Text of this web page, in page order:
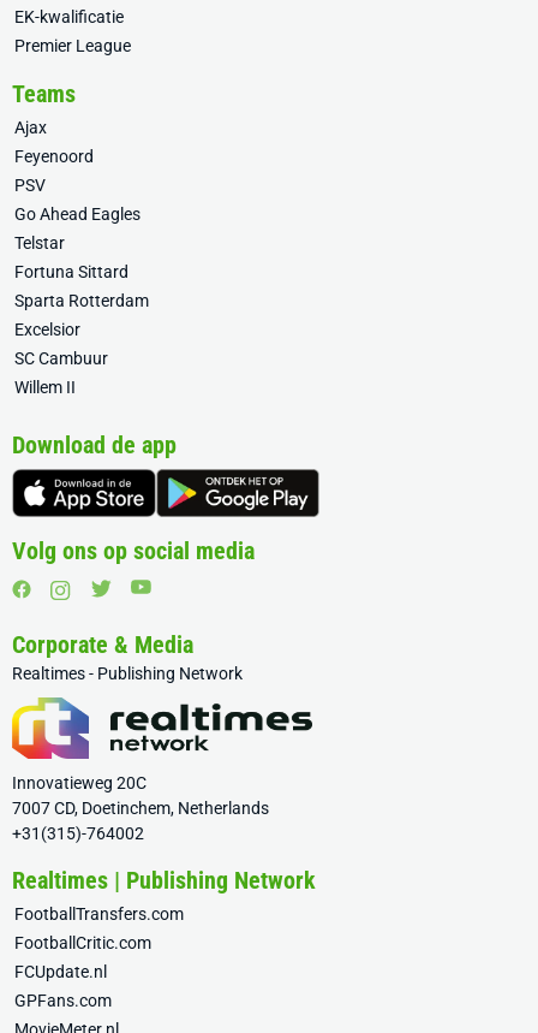
EK-kwalificatie
Premier League
Teams
Ajax
Feyenoord
PSV
Go Ahead Eagles
Telstar
Fortuna Sittard
Sparta Rotterdam
Excelsior
SC Cambuur
Willem II
Download de app
Volg ons op social media
Corporate & Media
Realtimes - Publishing Network
Innovatieweg 20C
7007 CD, Doetinchem, Netherlands
+31(315)-764002
Realtimes | Publishing Network
FootballTransfers.com
FootballCritic.com
FCUpdate.nl
GPFans.com